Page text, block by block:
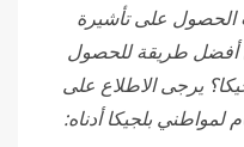
الحصول على تأشيرة
أفضل طريقة للحصول
يرجى الاطلاع على
لمواطني بلجيكا أدناه: